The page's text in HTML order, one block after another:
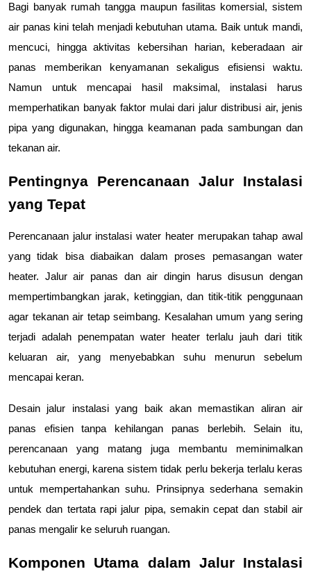
Bagi banyak rumah tangga maupun fasilitas komersial, sistem
air panas kini telah menjadi kebutuhan utama. Baik untuk mandi,
mencuci, hingga aktivitas kebersihan harian, keberadaan air
panas memberikan kenyamanan sekaligus efisiensi waktu.
Namun untuk mencapai hasil maksimal, instalasi harus
memperhatikan banyak faktor mulai dari jalur distribusi air, jenis
pipa yang digunakan, hingga keamanan pada sambungan dan
tekanan air.
Pentingnya Perencanaan Jalur Instalasi
yang Tepat
Perencanaan jalur instalasi water heater merupakan tahap awal
yang tidak bisa diabaikan dalam proses pemasangan water
heater. Jalur air panas dan air dingin harus disusun dengan
mempertimbangkan jarak, ketinggian, dan titik-titik penggunaan
agar tekanan air tetap seimbang. Kesalahan umum yang sering
terjadi adalah penempatan water heater terlalu jauh dari titik
keluaran air, yang menyebabkan suhu menurun sebelum
mencapai keran.
Desain jalur instalasi yang baik akan memastikan aliran air
panas efisien tanpa kehilangan panas berlebih. Selain itu,
perencanaan yang matang juga membantu meminimalkan
kebutuhan energi, karena sistem tidak perlu bekerja terlalu keras
untuk mempertahankan suhu. Prinsipnya sederhana semakin
pendek dan tertata rapi jalur pipa, semakin cepat dan stabil air
panas mengalir ke seluruh ruangan.
Komponen Utama dalam Jalur Instalasi